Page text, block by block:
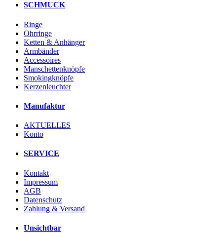
SCHMUCK
Ringe
Ohrringe
Ketten & Anhänger
Armbänder
Accessoires
Manschettenknöpfe
Smokingknöpfe
Kerzenleuchter
Manufaktur
AKTUELLES
Konto
SERVICE
Kontakt
Impressum
AGB
Datenschutz
Zahlung & Versand
Unsichtbar